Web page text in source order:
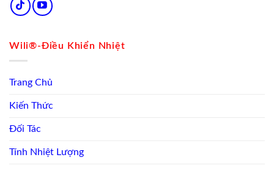
Wili®-Điều Khiển Nhiệt
Trang Chủ
Kiến Thức
Đối Tác
Tính Nhiệt Lượng